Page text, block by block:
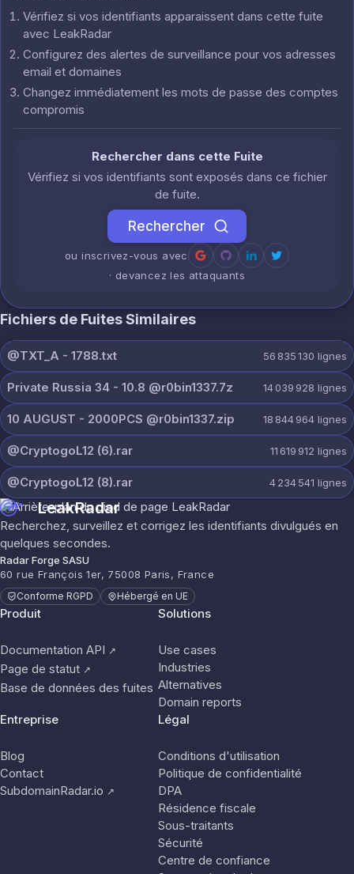
Vérifiez si vos identifiants apparaissent dans cette fuite
avec LeakRadar
Configurez des alertes de surveillance pour vos adresses
email et domaines
Changez immédiatement les mots de passe des comptes
compromis
Rechercher dans cette Fuite
Vérifiez si vos identifiants sont exposés dans ce fichier
de fuite.
Rechercher
ou inscrivez-vous avec
· devancez les attaquants
Fichiers de Fuites Similaires
@TXT_A - 1788.txt 56 835 130 lignes
Private Russia 34 - 10.8 @r0bin1337.7z 14 039 928 lignes
10 AUGUST - 2000PCS @r0bin1337.zip 18 844 964 lignes
@CryptogoL12 (6).rar 11 619 912 lignes
@CryptogoL12 (8).rar 4 234 541 lignes
LeakRadar
Recherchez, surveillez et corrigez les identifiants divulgués en
quelques secondes.
Radar Forge SASU
60 rue François 1er, 75008 Paris, France
Conforme RGPD Hébergé en UE
Produit
Documentation API ↗
Page de statut ↗
Base de données des fuites
Solutions
Use cases
Industries
Alternatives
Domain reports
Entreprise
Blog
Contact
SubdomainRadar.io ↗
Légal
Conditions d'utilisation
Politique de confidentialité
DPA
Résidence fiscale
Sous-traitants
Sécurité
Centre de confiance